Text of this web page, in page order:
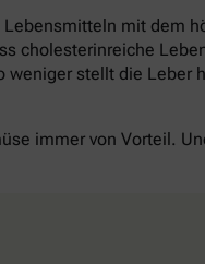
mit dem
cholesterinreiche
stellt die Leber
immer von Vorteil.